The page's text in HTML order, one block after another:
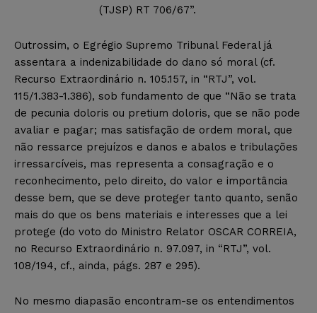
(TJSP) RT 706/67”.
Outrossim, o Egrégio Supremo Tribunal Federal já
assentara a indenizabilidade do dano só moral (cf.
Recurso Extraordinário n. 105.157, in “RTJ”, vol.
115/1.383-1.386), sob fundamento de que “Não se trata
de pecunia doloris ou pretium doloris, que se não pode
avaliar e pagar; mas satisfação de ordem moral, que
não ressarce prejuízos e danos e abalos e tribulações
irressarcíveis, mas representa a consagração e o
reconhecimento, pelo direito, do valor e importância
desse bem, que se deve proteger tanto quanto, senão
mais do que os bens materiais e interesses que a lei
protege (do voto do Ministro Relator OSCAR CORREIA,
no Recurso Extraordinário n. 97.097, in “RTJ”, vol.
108/194, cf., ainda, págs. 287 e 295).
No mesmo diapasão encontram-se os entendimentos